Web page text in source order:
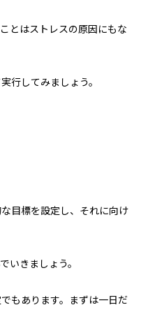
とはストレスの原因にもな
行してみましょう。
目標を設定し、それに向け
いきましょう。
もあります。まずは一日だ